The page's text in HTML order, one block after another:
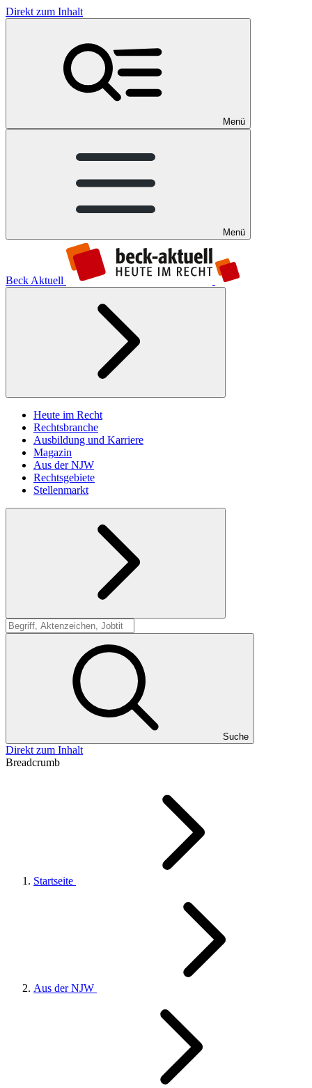
Direkt zum Inhalt
Menü
Menü
Beck Aktuell
Heute im Recht
Rechtsbranche
Ausbildung und Karriere
Magazin
Aus der NJW
Rechtsgebiete
Stellenmarkt
Suche
Suche
Direkt zum Inhalt
Breadcrumb
Startseite
Aus der NJW